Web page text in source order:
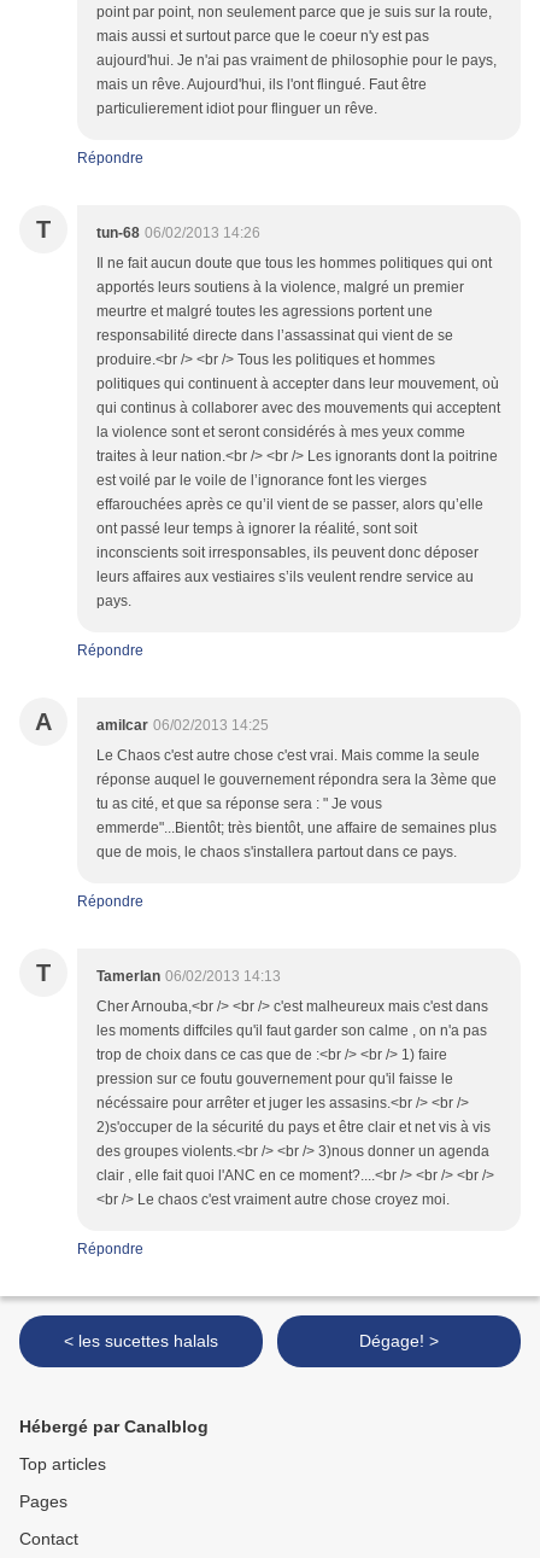
point par point, non seulement parce que je suis sur la route,
mais aussi et surtout parce que le coeur n'y est pas
aujourd'hui. Je n'ai pas vraiment de philosophie pour le pays,
mais un rêve. Aujourd'hui, ils l'ont flingué. Faut être
particulierement idiot pour flinguer un rêve.
Répondre
T tun-68 06/02/2013 14:26
Il ne fait aucun doute que tous les hommes politiques qui ont
apportés leurs soutiens à la violence, malgré un premier
meurtre et malgré toutes les agressions portent une
responsabilité directe dans l’assassinat qui vient de se
produire.<br /> <br /> Tous les politiques et hommes
politiques qui continuent à accepter dans leur mouvement, où
qui continus à collaborer avec des mouvements qui acceptent
la violence sont et seront considérés à mes yeux comme
traites à leur nation.<br /> <br /> Les ignorants dont la poitrine
est voilé par le voile de l’ignorance font les vierges
effarouchées après ce qu’il vient de se passer, alors qu’elle
ont passé leur temps à ignorer la réalité, sont soit
inconscients soit irresponsables, ils peuvent donc déposer
leurs affaires aux vestiaires s’ils veulent rendre service au
pays.
Répondre
A amilcar 06/02/2013 14:25
Le Chaos c'est autre chose c'est vrai. Mais comme la seule
réponse auquel le gouvernement répondra sera la 3ème que
tu as cité, et que sa réponse sera : " Je vous
emmerde"...Bientôt; très bientôt, une affaire de semaines plus
que de mois, le chaos s'installera partout dans ce pays.
Répondre
T Tamerlan 06/02/2013 14:13
Cher Arnouba,<br /> <br /> c'est malheureux mais c'est dans
les moments diffciles qu'il faut garder son calme , on n'a pas
trop de choix dans ce cas que de :<br /> <br /> 1) faire
pression sur ce foutu gouvernement pour qu'il faisse le
nécéssaire pour arrêter et juger les assasins.<br /> <br />
2)s'occuper de la sécurité du pays et être clair et net vis à vis
des groupes violents.<br /> <br /> 3)nous donner un agenda
clair , elle fait quoi l'ANC en ce moment?....<br /> <br /> <br />
<br /> Le chaos c'est vraiment autre chose croyez moi.
Répondre
< les sucettes halals Dégage! >
Hébergé par Canalblog
Top articles
Pages
Contact